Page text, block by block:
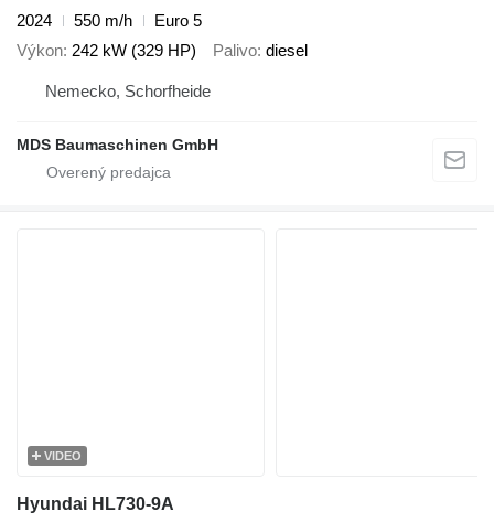
2024
550 m/h
Euro 5
Výkon 242 kW (329 HP) Palivo diesel
Nemecko, Schorfheide
MDS Baumaschinen GmbH
VIDEO
Hyundai HL730-9A